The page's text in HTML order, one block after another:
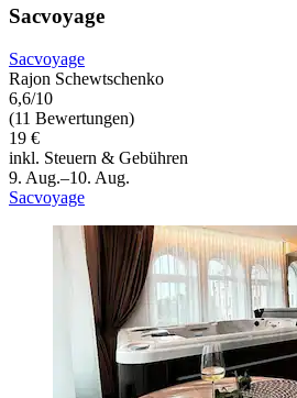
Sacvoyage
Sacvoyage
Rajon Schewtschenko
6,6/10
(11 Bewertungen)
19 €
inkl. Steuern & Gebühren
9. Aug.–10. Aug.
Sacvoyage